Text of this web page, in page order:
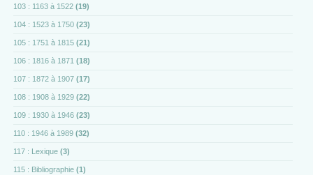
103 : 1163 à 1522 (19)
104 : 1523 à 1750 (23)
105 : 1751 à 1815 (21)
106 : 1816 à 1871 (18)
107 : 1872 à 1907 (17)
108 : 1908 à 1929 (22)
109 : 1930 à 1946 (23)
110 : 1946 à 1989 (32)
117 : Lexique (3)
115 : Bibliographie (1)